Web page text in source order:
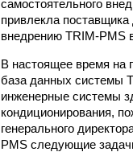
самостоятельного
привлекла
внедрению TRIM-PMS
В настоящее время на
база данных системы
инженерные системы
кондиционирования,
генерального
PMS следующие